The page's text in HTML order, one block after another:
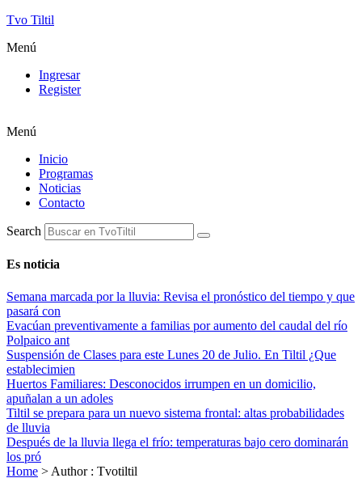
Tvo Tiltil
Menú
Ingresar
Register
Menú
Inicio
Programas
Noticias
Contacto
Search
Es noticia
Semana marcada por la lluvia: Revisa el pronóstico del tiempo y que
pasará con
Evacúan preventivamente a familias por aumento del caudal del río
Polpaico ant
Suspensión de Clases para este Lunes 20 de Julio. En Tiltil ¿Que
establecimien
Huertos Familiares: Desconocidos irrumpen en un domicilio,
apuñalan a un adoles
Tiltil se prepara para un nuevo sistema frontal: altas probabilidades
de lluvia
Después de la lluvia llega el frío: temperaturas bajo cero dominarán
los pró
Home > Author : Tvotiltil